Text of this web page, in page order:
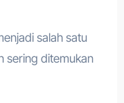
sering ditemukan